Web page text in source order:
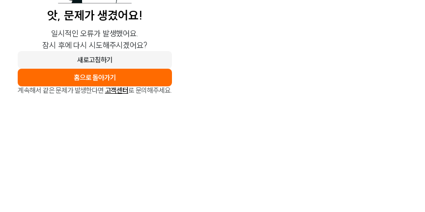
앗, 문제가 생겼어요!
일시적인 오류가 발생했어요.
잠시 후에 다시 시도해주시겠어요?
새로고침하기
홈으로 돌아가기
계속해서 같은 문제가 발생한다면 고객센터로 문의해주세요.